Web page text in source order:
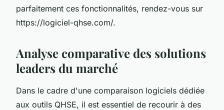
parfaitement ces fonctionnalités, rendez-vous sur
https://logiciel-qhse.com/.
Analyse comparative des solutions
leaders du marché
Dans le cadre d'une comparaison logiciels dédiée
aux outils QHSE, il est essentiel de recourir à des